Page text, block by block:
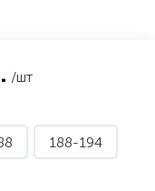
/шт
188-194